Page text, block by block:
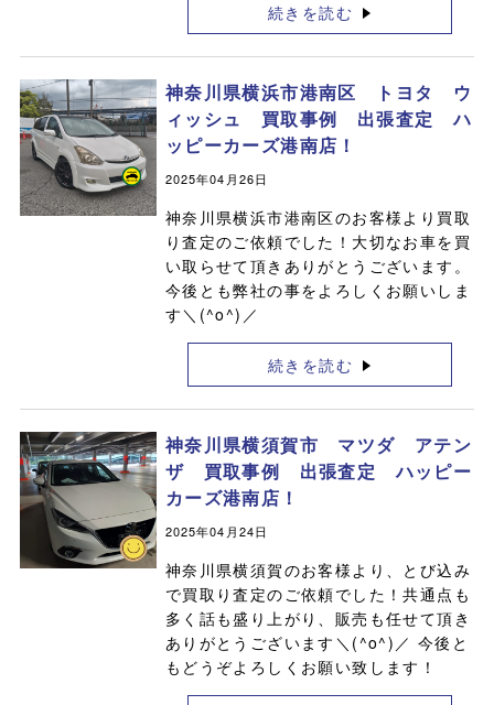
続きを読む
神奈川県横浜市港南区 トヨタ ウ
ィッシュ 買取事例 出張査定 ハ
ッピーカーズ港南店！
2025年04月26日
神奈川県横浜市港南区のお客様より買取
り査定のご依頼でした！大切なお車を買
い取らせて頂きありがとうございます。
今後とも弊社の事をよろしくお願いしま
す＼(^o^)／
続きを読む
神奈川県横須賀市 マツダ アテン
ザ 買取事例 出張査定 ハッピー
カーズ港南店！
2025年04月24日
神奈川県横須賀のお客様より、とび込み
で買取り査定のご依頼でした！共通点も
多く話も盛り上がり、販売も任せて頂き
ありがとうございます＼(^o^)／ 今後と
もどうぞよろしくお願い致します！